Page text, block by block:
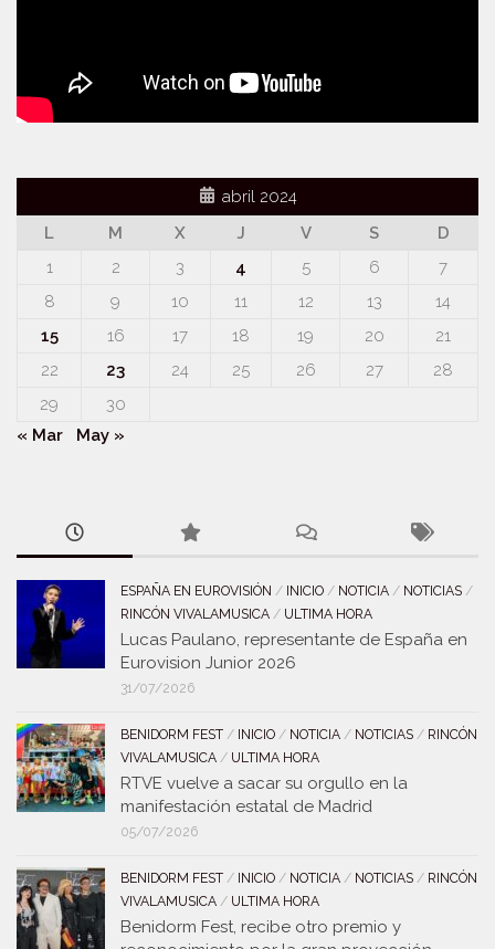
abril 2024
L
M X J V S
D
1
2 3 4 5 6
7
8
9 10 11 12 13
14
15
16 17 18 19 20
21
22
23 24 25 26 27
28
29
30
« Mar
May »
ESPAÑA EN EUROVISIÓN / INICIO / NOTICIA / NOTICIAS /
RINCÓN VIVALAMUSICA / ULTIMA HORA
Lucas Paulano, representante de España en
Eurovision Junior 2026
31/07/2026
BENIDORM FEST / INICIO / NOTICIA / NOTICIAS / RINCÓN
VIVALAMUSICA / ULTIMA HORA
RTVE vuelve a sacar su orgullo en la
manifestación estatal de Madrid
05/07/2026
BENIDORM FEST / INICIO / NOTICIA / NOTICIAS / RINCÓN
VIVALAMUSICA / ULTIMA HORA
Benidorm Fest, recibe otro premio y